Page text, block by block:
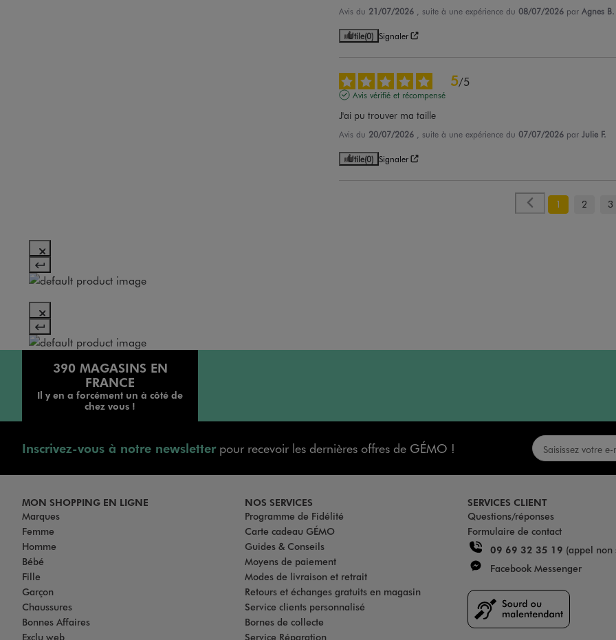
Avis du 21/07/2026 , suite à une expérience du 08/07/2026 par Agnes B.
Utile(0) Signaler
5/5
Avis vérifié et récompensé
J'ai pu trouver ma taille
Avis du 20/07/2026 , suite à une expérience du 07/07/2026 par Julie F.
Utile(0) Signaler
1 2 3
390 MAGASINS EN
FRANCE
Il y en a forcément un à côté de
chez vous !
Inscrivez-vous à notre newsletterpour recevoir les dernières offres de GÉMO !
MON SHOPPING EN LIGNE
Marques
Femme
Homme
Bébé
Fille
Garçon
Chaussures
Bonnes Affaires
Exclu web
NOS SERVICES
Programme de Fidélité
Carte cadeau GÉMO
Guides & Conseils
Moyens de paiement
Modes de livraison et retrait
Retours et échanges gratuits en magasin
Service clients personnalisé
Bornes de collecte
Service Réparation
SERVICES CLIENT
Questions/réponses
Formulaire de contact
09 69 32 35 19 (appel non
Facebook Messenger